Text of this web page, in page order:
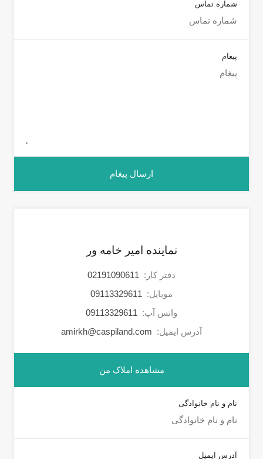
شماره تماس
پیغام
نماینده امیر خامه ور
دفتر کار: 02191090611
موبایل: 09113329611
واتس آپ: 09113329611
آدرس ایمیل: amirkh@caspiland.com
مشاهده املاک من
نام و نام خانوادگی
آدرس ایمیل